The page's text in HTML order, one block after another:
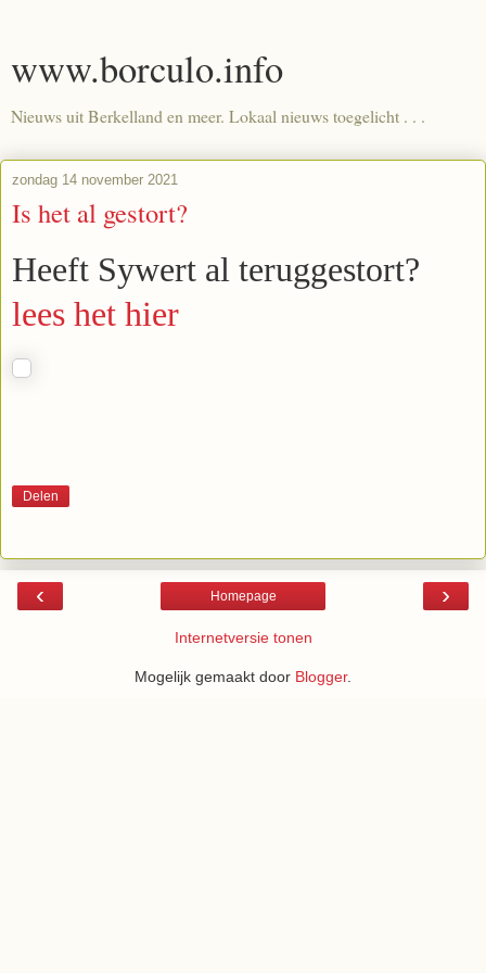
www.borculo.info
Nieuws uit Berkelland en meer. Lokaal nieuws toegelicht . . .
zondag 14 november 2021
Is het al gestort?
Heeft Sywert al teruggestort?
lees het hier
Delen
‹ ›
Homepage
Internetversie tonen
Mogelijk gemaakt door Blogger.